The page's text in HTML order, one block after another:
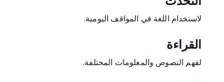
لاستخدام اللغة في المواقف اليومية.
القراءة
لفهم النصوص والمعلومات المختلفة.